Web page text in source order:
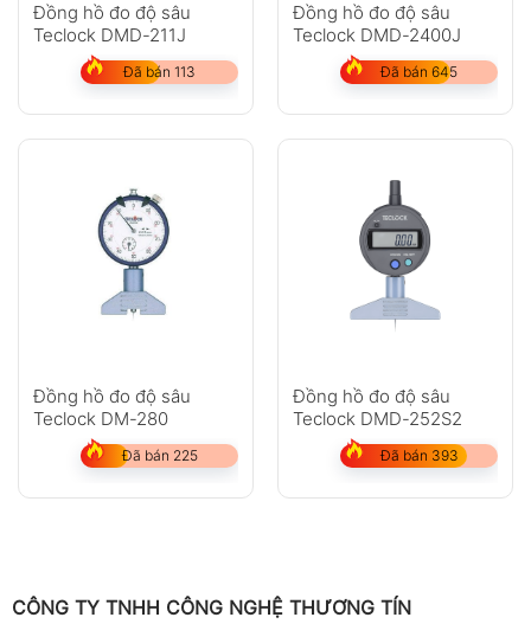
Đồng hồ đo độ sâu
Teclock DMD-211J
Đã bán 113
Đồng hồ đo độ sâu
Teclock DMD-2400J
Đã bán 645
Đồng hồ đo độ sâu
Teclock DM-280
Đã bán 225
Đồng hồ đo độ sâu
Teclock DMD-252S2
Đã bán 393
CÔNG TY TNHH CÔNG NGHỆ THƯƠNG TÍN